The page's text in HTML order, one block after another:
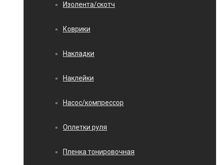
Изолента/скотч
Коврики
Накладки
Наклейки
Насос/компрессор
Оплетки руля
Пленка тонировочная